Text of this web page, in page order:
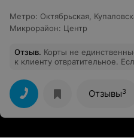
Метро: Октябрьская
Микрорайон: Центр
Отзыв. Корты не
к клиенту отвратительное.
хотя ходили до этого
СУПЕР!!!!!
Отзывы3